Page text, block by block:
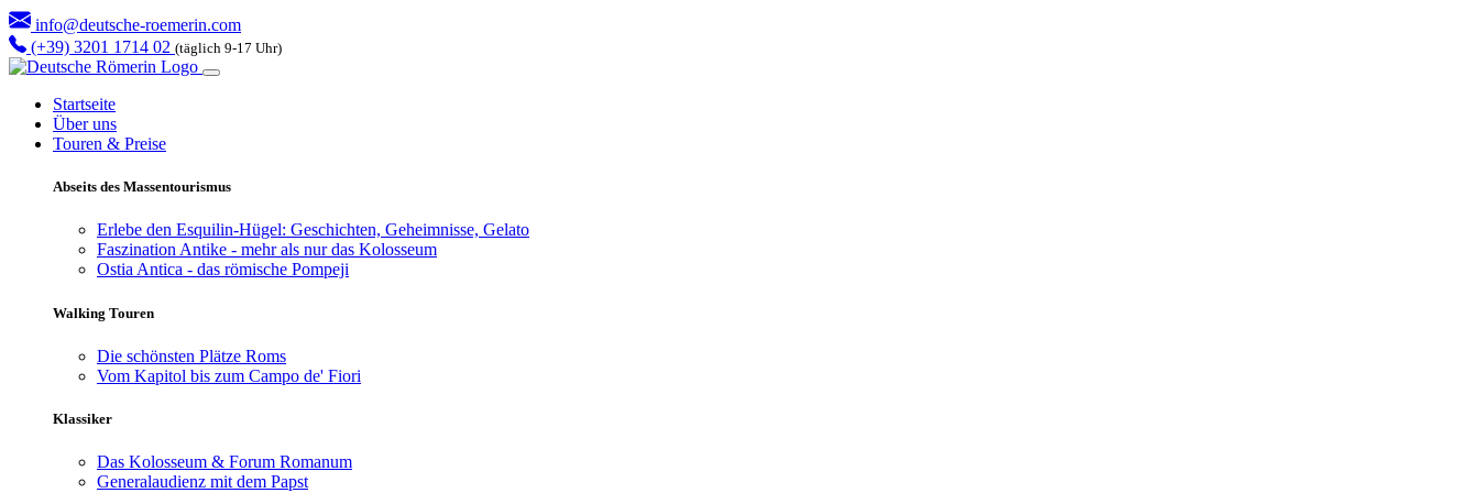
info@deutsche-roemerin.com
(+39) 3201 1714 02 (täglich 9-17 Uhr)
Startseite
Über uns
Touren & Preise
Abseits des Massentourismus
Erlebe den Esquilin-Hügel: Geschichten, Geheimnisse, Gelato
Faszination Antike - mehr als nur das Kolosseum
Ostia Antica - das römische Pompeji
Walking Touren
Die schönsten Plätze Roms
Vom Kapitol bis zum Campo de' Fiori
Klassiker
Das Kolosseum & Forum Romanum
Generalaudienz mit dem Papst